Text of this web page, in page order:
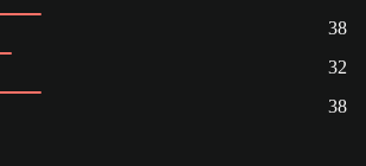
38
32
38